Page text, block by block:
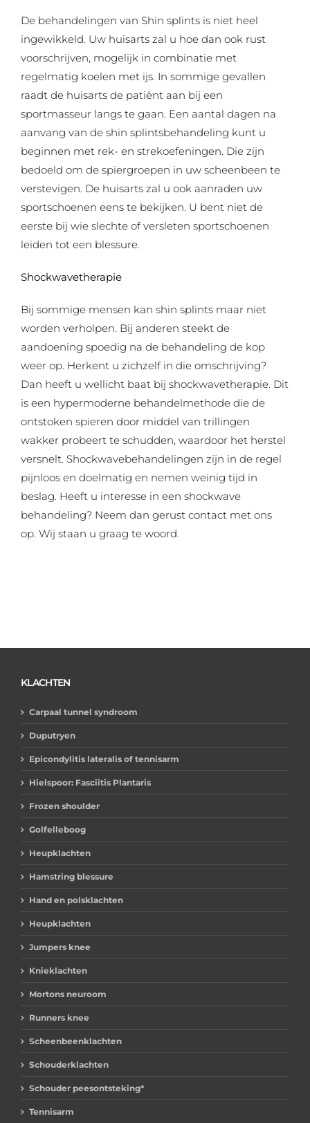
De behandelingen van Shin splints is niet heel
ingewikkeld. Uw huisarts zal u hoe dan ook rust
voorschrijven, mogelijk in combinatie met
regelmatig koelen met ijs. In sommige gevallen
raadt de huisarts de patiënt aan bij een
sportmasseur langs te gaan. Een aantal dagen na
aanvang van de shin splintsbehandeling kunt u
beginnen met rek- en strekoefeningen. Die zijn
bedoeld om de spiergroepen in uw scheenbeen te
verstevigen. De huisarts zal u ook aanraden uw
sportschoenen eens te bekijken. U bent niet de
eerste bij wie slechte of versleten sportschoenen
leiden tot een blessure.
Shockwavetherapie
Bij sommige mensen kan shin splints maar niet
worden verholpen. Bij anderen steekt de
aandoening spoedig na de behandeling de kop
weer op. Herkent u zichzelf in die omschrijving?
Dan heeft u wellicht baat bij shockwavetherapie. Dit
is een hypermoderne behandelmethode die de
ontstoken spieren door middel van trillingen
wakker probeert te schudden, waardoor het herstel
versnelt. Shockwavebehandelingen zijn in de regel
pijnloos en doelmatig en nemen weinig tijd in
beslag. Heeft u interesse in een shockwave
behandeling? Neem dan gerust contact met ons
op. Wij staan u graag te woord.
KLACHTEN
Carpaal tunnel syndroom
Duputryen
Epicondylitis lateralis of tennisarm
Hielspoor: Fasciitis Plantaris
Frozen shoulder
Golfelleboog
Heupklachten
Hamstring blessure
Hand en polsklachten
Heupklachten
Jumpers knee
Knieklachten
Mortons neuroom
Runners knee
Scheenbeenklachten
Schouderklachten
Schouder peesontsteking*
Tennisarm